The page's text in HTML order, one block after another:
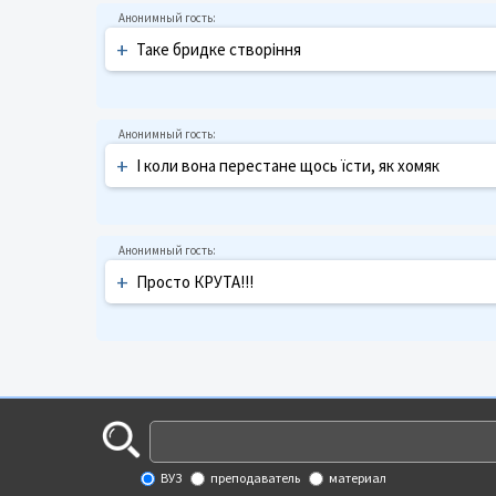
+ Таке бридке створіння
+ І коли вона перестане щось їсти, як хомяк
+ Просто КРУТА!!!
ВУЗ преподаватель материал